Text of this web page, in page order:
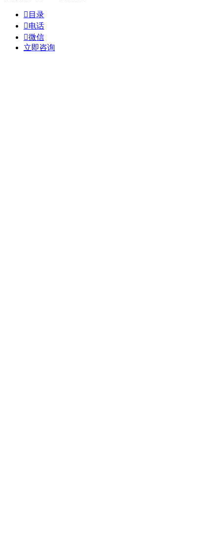
 目录
电话
微信
立即咨询